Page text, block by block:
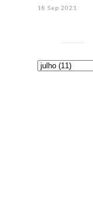
18 Sep 2021